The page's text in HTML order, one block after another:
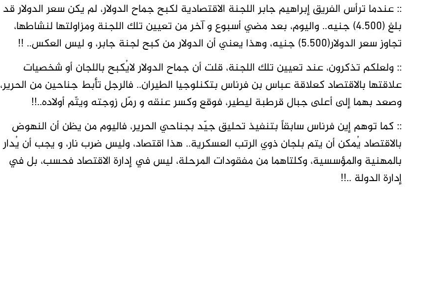
:: عندما ترأس الفريق إبراهيم جابر اللجنة الاقتصادية لكبح جماح الدولار، لم يكن سعر الدولار قد
بلغ (4.500) جنيه.. واليوم، بعد مضي أسبوع و آخر من تعيين تلك اللجنة ومزاولتها لنشاطها،
تجاوز سعر الدولار(5.500) جنيه، وهذا يعني أن الدولار من كبح لجنة جابر، و ليس العكس.. !!
:: ولعلكم تذكرون، عند تعيين تلك اللجنة، قلت أن جماح الدولار لايُكبح باللجان أو شخصيات
علاقتها بالاقتصاد كعلاقة عباس بن فرناس بتكنلوجيا الطيران.. فالرجل تأبط جناحين من الحرير،
وصعد بهما إلى أعلى جبال قرطبة ليطير، فوقع وكسر عنقه و رمّل زوجته ويتّم أولاده..!!
:: كما توهم إين فرناس سابقاً بتنفيذ تحليق جيّد بجناحي الحرير، فاليوم من يظن أن النهوض
بالاقتصاد يُمكن أن يتم بلجان ذوي الرتب العسكرية.. هذا اقتصاد، وليس ضرب نار، و يجب أن يُدار
بالمهنية والمؤسسية، وكلتاهما من مفقودات المرحلة، ليس في إدارة الاقتصاد فحسب، بل في
إدارة الدولة ..!!